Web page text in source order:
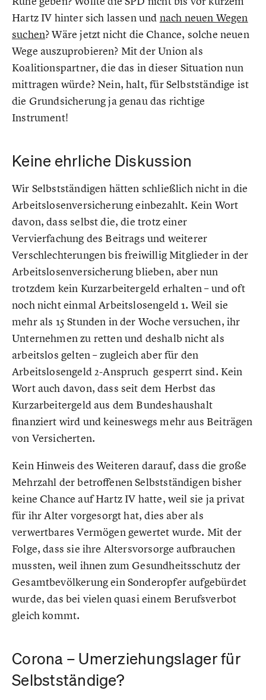
Hartz IV hinter sich lassen und nach neuen Wegen
suchen? Wäre jetzt nicht die Chance, solche neuen
Wege auszuprobieren? Mit der Union als
Koalitionspartner, die das in dieser Situation nun
mittragen würde? Nein, halt, für Selbstständige ist
die Grundsicherung ja genau das richtige
Instrument!
Keine ehrliche Diskussion
Wir Selbstständigen hätten schließlich nicht in die
Arbeitslosenversicherung einbezahlt. Kein Wort
davon, dass selbst die, die trotz einer
Vervierfachung des Beitrags und weiterer
Verschlechterungen bis freiwillig Mitglieder in der
Arbeitslosenversicherung blieben, aber nun
trotzdem kein Kurzarbeitergeld erhalten – und oft
noch nicht einmal Arbeitslosengeld 1. Weil sie
mehr als 15 Stunden in der Woche versuchen, ihr
Unternehmen zu retten und deshalb nicht als
arbeitslos gelten – zugleich aber für den
Arbeitslosengeld 2-Anspruch gesperrt sind. Kein
Wort auch davon, dass seit dem Herbst das
Kurzarbeitergeld aus dem Bundeshaushalt
finanziert wird und keineswegs mehr aus Beiträgen
von Versicherten.
Kein Hinweis des Weiteren darauf, dass die große
Mehrzahl der betroffenen Selbstständigen bisher
keine Chance auf Hartz IV hatte, weil sie ja privat
für ihr Alter vorgesorgt hat, dies aber als
verwertbares Vermögen gewertet wurde. Mit der
Folge, dass sie ihre Altersvorsorge aufbrauchen
mussten, weil ihnen zum Gesundheitsschutz der
Gesamtbevölkerung ein Sonderopfer aufgebürdet
wurde, das bei vielen quasi einem Berufsverbot
gleich kommt.
Corona – Umerziehungslager für
Selbstständige?